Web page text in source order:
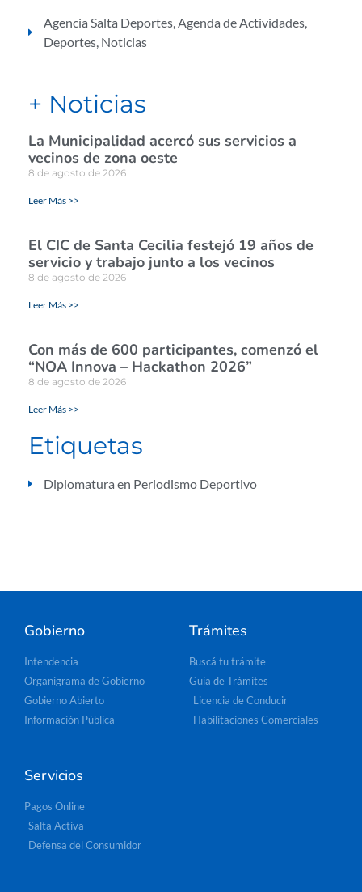
Agencia Salta Deportes Agenda de Actividades
Deportes Noticias
+ Noticias
La Municipalidad acercó sus servicios a
vecinos de zona oeste
8 de agosto de 2026
Leer Más >>
El CIC de Santa Cecilia festejó 19 años de
servicio y trabajo junto a los vecinos
8 de agosto de 2026
Leer Más >>
Con más de 600 participantes, comenzó el
“NOA Innova – Hackathon 2026”
8 de agosto de 2026
Leer Más >>
Etiquetas
Diplomatura en Periodismo Deportivo
Gobierno
Intendencia
Organigrama de Gobierno
Gobierno Abierto
Información Pública
Trámites
Buscá tu trámite
Guía de Trámites
Licencia de Conducir
Habilitaciones Comerciales
Servicios
Pagos Online
Salta Activa
Defensa del Consumidor